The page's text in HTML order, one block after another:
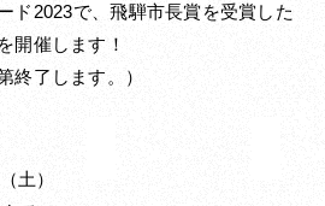
ド2023で、飛騨市長賞を受賞した
開催します！
終了します。）
土）